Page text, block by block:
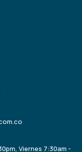
Viernes 7:30am -